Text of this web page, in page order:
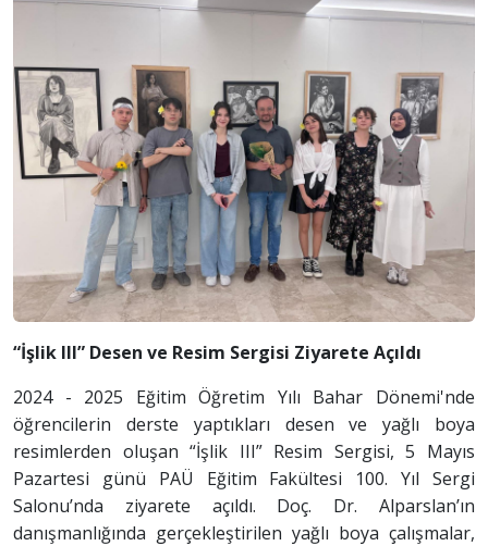
“İşlik III” Desen ve Resim Sergisi Ziyarete Açıldı
2024 - 2025 Eğitim Öğretim Yılı Bahar Dönemi'nde
öğrencilerin derste yaptıkları desen ve yağlı boya
resimlerden oluşan “İşlik III” Resim Sergisi, 5 Mayıs
Pazartesi günü PAÜ Eğitim Fakültesi 100. Yıl Sergi
Salonu’nda ziyarete açıldı. Doç. Dr. Alparslan’ın
danışmanlığında gerçekleştirilen yağlı boya çalışmalar,